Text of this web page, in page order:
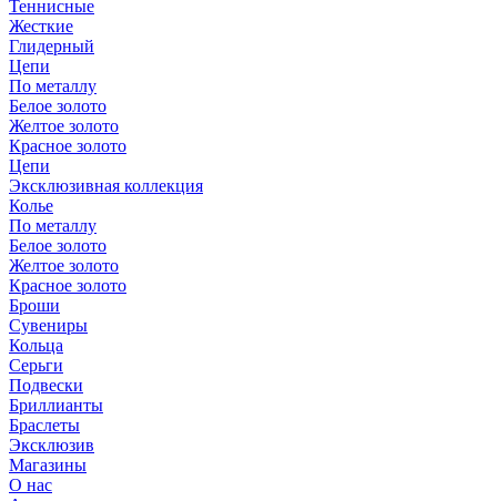
Теннисные
Жесткие
Глидерный
Цепи
По металлу
Белое золото
Желтое золото
Красное золото
Цепи
Эксклюзивная коллекция
Колье
По металлу
Белое золото
Желтое золото
Красное золото
Броши
Сувениры
Кольца
Серьги
Подвески
Бриллианты
Браслеты
Эксклюзив
Магазины
О нас